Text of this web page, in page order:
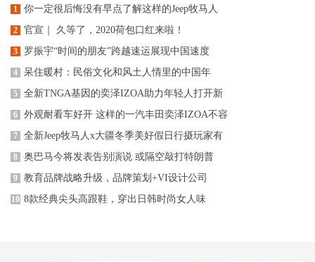
1 你一定很后悔没有早点了解这样的Jeep牧马人
2 官宣｜ 久等了，2020荷包口红来啦！
3 罗振宇“时间的朋友”跨越速运展现中国速度
4 呆住暖村：民俗文化和风土人情里的中国年
5 全新TNGA基因的奕泽IZOA助力年轻人打开新
6 外观耐看车好开 这样的一汽丰田奕泽IZOA不容
7 全新Jeep牧马人x大疆冬季美好假日行摄玩家有
8 奥巴马今将发表告别演说 或隔空敲打特朗普
9 教育品牌战略升级，品牌策划+VI设计公司
10 8款经典尖头高跟鞋，穿出日韩时尚女人味